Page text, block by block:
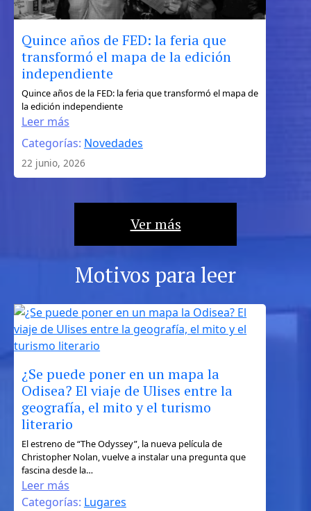
Quince años de FED: la feria que
transformó el mapa de la edición
independiente
Quince años de la FED: la feria que transformó el mapa de
la edición independiente
Leer más
:
Quince
años
de
FED:
la
edición
independiente
Categorías: Novedades
22 junio, 2026
Ver más
Motivos para leer
¿Se puede poner en un mapa la
Odisea? El viaje de Ulises entre la
geografía, el mito y el turismo
literario
El estreno de “The Odyssey”, la nueva película de
Christopher Nolan, vuelve a instalar una pregunta que
fascina desde la…
Leer más
:
¿Se
puede
poner
Categorías: Lugares